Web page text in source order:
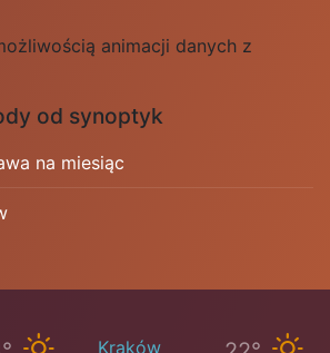
animacji danych z
od synoptyk
na miesiąc
Kraków